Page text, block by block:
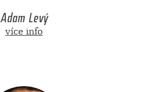
Adam Levý
více info